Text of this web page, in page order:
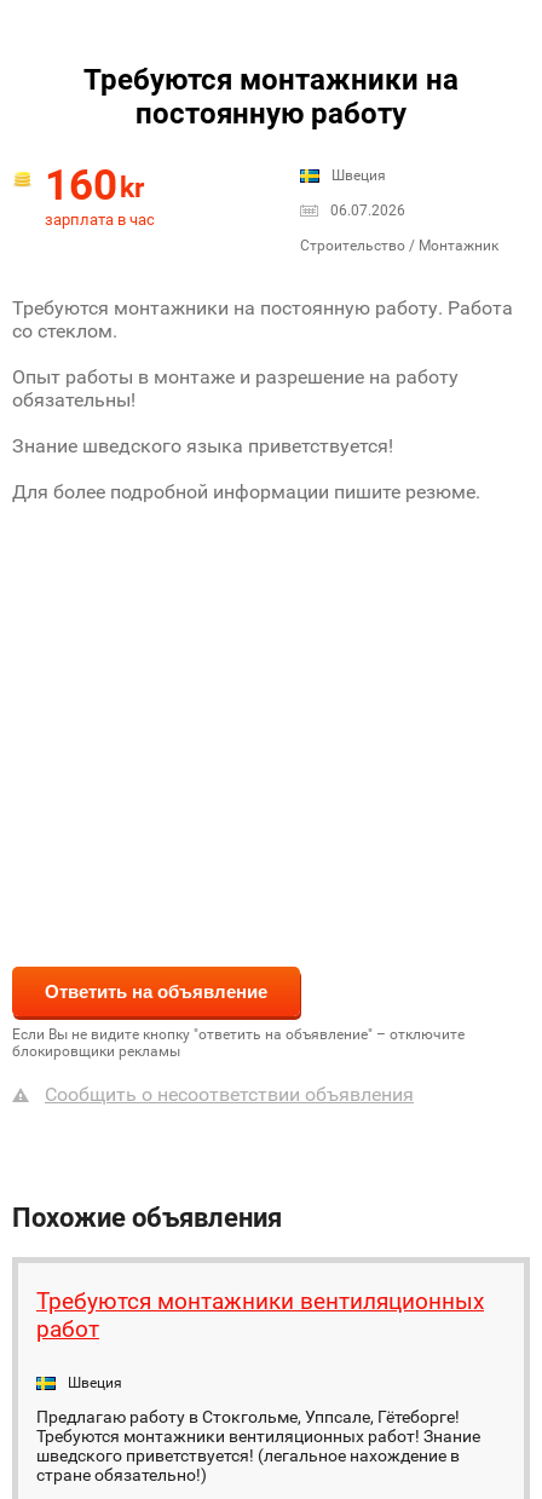
Требуются монтажники на
постоянную работу
160 kr
зарплата в час
Швеция
06.07.2026
Строительство / Монтажник
Требуются монтажники на постоянную работу. Работа
со стеклом.
Опыт работы в монтаже и разрешение на работу
обязательны!
Знание шведского языка приветствуется!
Для более подробной информации пишите резюме.
Если Вы не видите кнопку "ответить на объявление" – отключите
блокировщики рекламы
Сообщить о несоответствии объявления
Похожие объявления
Требуются монтажники вентиляционных
работ
Швеция
Предлагаю работу в Стокгольме, Уппсале, Гётеборге!
Требуются монтажники вентиляционных работ! Знание
шведского приветствуется! (легальное нахождение в
стране обязательно!)